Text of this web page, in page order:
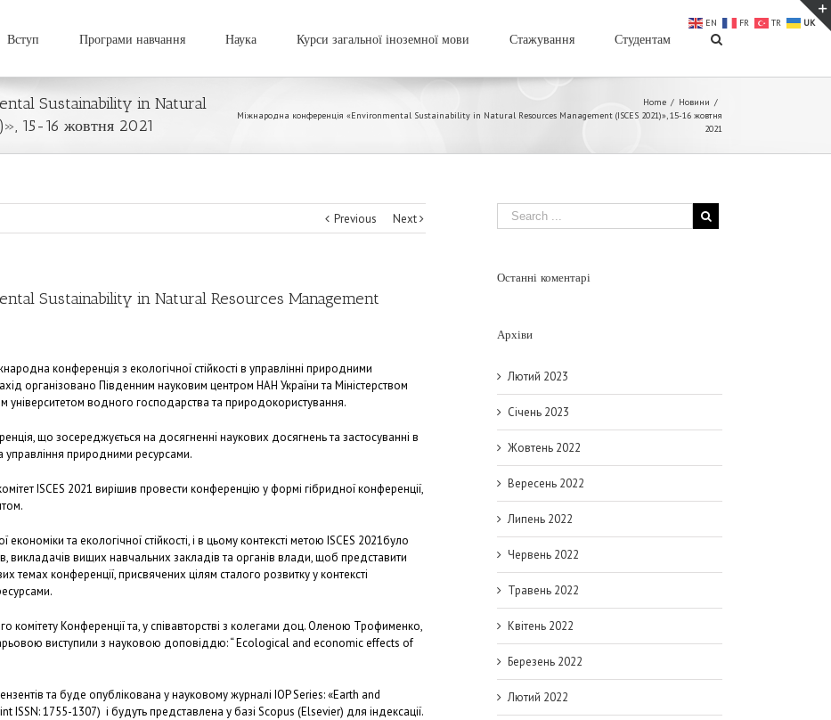
Вступ Програми навчання Наука Курси загальної іноземної мови Стажування Студентам
Sustainability in Natural
15-16 жовтня 2021
Home / Новини /
Міжнародна конференція «Environmental Sustainability in Natural Resources Management (ISCES 2021)», 15-16 жовтня
2021
Previous Next
Sustainability in Natural Resources Management
конференція з екологічної стійкості в управлінні природними
організовано Південним науковим центром НАН України та Міністерством
університетом водного господарства та природокористування.
що зосереджується на досягненні наукових досягнень та застосуванні в
управління природними ресурсами.
ISCES 2021 вирішив провести конференцію у формі гібридної конференції,
та екологічної стійкості, і в цьому контексті метою ISCES 2021було
викладачів вищих навчальних закладів та органів влади, щоб представити
темах конференції, присвячених цілям сталого розвитку у контексті
комітету Конференції та, у співавторстві з колегами доц. Оленою Трофименко,
виступили з науковою доповіддю: “ Ecological and economic effects of
та буде опублікована у науковому журналі IOP Series: «Earth and
ISSN: 1755-1307) і будуть представлена у базі Scopus (Elsevier) для індексації.
Останні коментарі
Архіви
Лютий 2023
Січень 2023
Жовтень 2022
Вересень 2022
Липень 2022
Червень 2022
Травень 2022
Квітень 2022
Березень 2022
Лютий 2022
EN FR TR UK